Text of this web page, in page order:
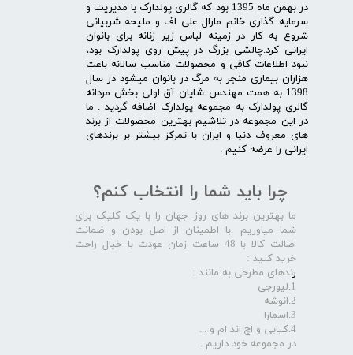
در بهمن ماه 1395 بود که گالری پولدارک با مدیریت و
سرمایه گذاری خانم مارال علی اف و ملیحه شربیانی
شروع به کار در زمینه لباس زیر زنانه برای بانوان
ایرانی کرد.چالشی بزرگ در پیش روی پولدارک بود،
نبود اطلاعات کافی و محصولات مناسب سالانه باعث
هزاران بیماری منجر به مرگ در بانوان میشود در سال
1398 به همت مهندس شایان آق اولی بخش مردانه
گالری پولدارک به مجموعه پولدارک اضافه گردید . ما
در این مجموعه در تلاشیم بهترین محصولات از برند
های معروف دنیا و ایران با تمرکز بیشتر بر برندهای
ایرانی را عرضه کنیم .​​​​​​​
چرا باید شما را انتخاب کنم؟
ما بهترین برند های روز جهان را با یک کلیک برای
شما میاوریم .با اطمینان از اصل بودن و ضمانت
اصالت کالا با 48 ساعت زمان عودت با خیال راحت
خرید کنید :
رندهای مطرحی به مانند :
1.لیورجی
2.انوشه
3.اسمارا
4.کیابی و اچ اند ام و ...
در مجموعه خود داریم .​​​​​​​